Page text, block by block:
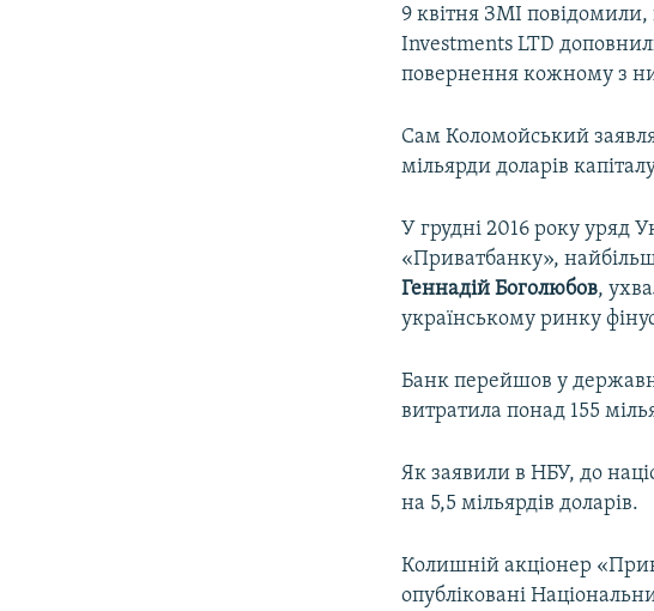
9 квітня ЗМІ
Investments LTD
повернення кожному з
Сам Коломойський
мільярди доларів
У грудні 2016 року уряд
«Приватбанку»,
Геннадій Боголюбов,
українському ринку
Банк перейшов у
витратила понад 155
Як заявили в НБУ, до
на 5,5 мільярдів доларів.
Колишній акціонер
опубліковані